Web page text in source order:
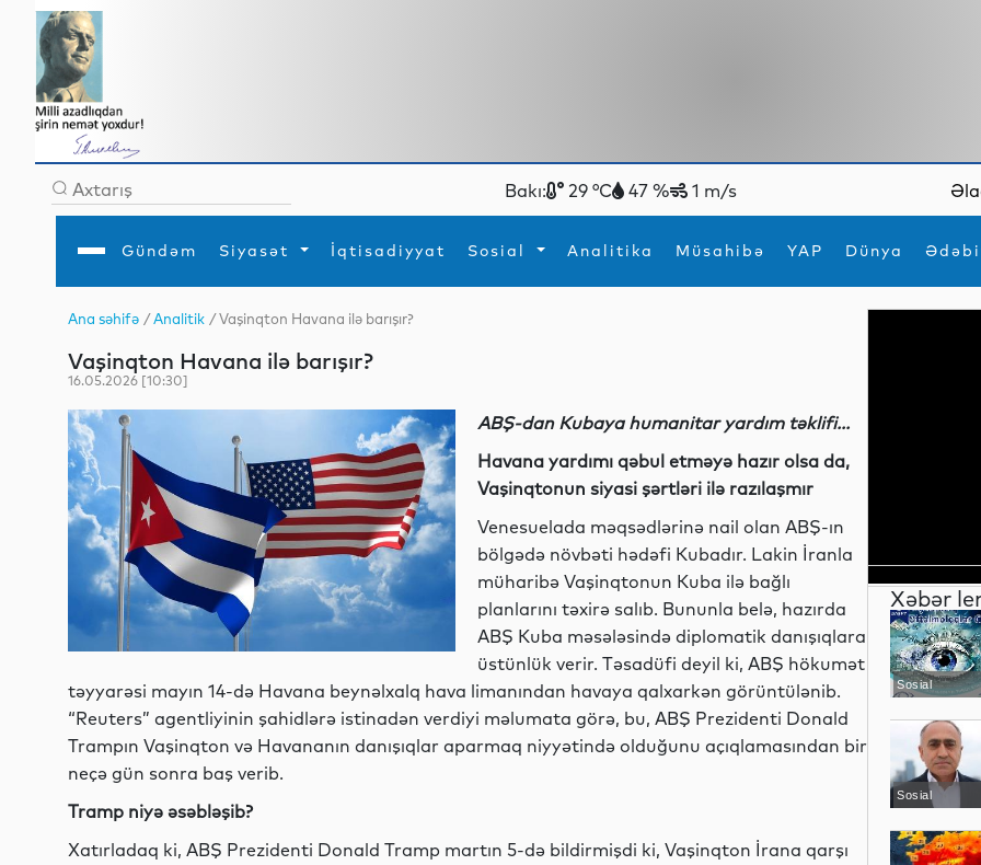
Bakı: 29 °C 47 % 1 m/s
Gündəm Siyasət İqtisadiyyat Sosial Analitika Müsahibə YAP Dünya
Gündəm
İqtisadiyyat
Analitika
Mədəniyyət
Müsahibə
MEDİA
Xarici siyasət
Hadisə
Diaspor
Ana səhifə /Analitik / Vaşinqton Havana ilə barışır?
Vaşinqton Havana ilə barışır?
16.05.2026 [10:30]
ABŞ-dan Kubaya humanitar yardım təklifi...
Havana yardımı qəbul etməyə hazır olsa da,
Vaşinqtonun siyasi şərtləri ilə razılaşmır
Venesuelada məqsədlərinə nail olan ABŞ-ın
bölgədə növbəti hədəfi Kubadır. Lakin İranla
müharibə Vaşinqtonun Kuba ilə bağlı
planlarını təxirə salıb. Bununla belə, hazırda
ABŞ Kuba məsələsində diplomatik danışıqlara
üstünlük verir. Təsadüfi deyil ki, ABŞ hökumət
təyyarəsi mayın 14-də Havana beynəlxalq hava limanından havaya qalxarkən görüntülənib.
“Reuters” agentliyinin şahidlərə istinadən verdiyi məlumata görə, bu, ABŞ Prezidenti Donald
Trampın Vaşinqton və Havananın danışıqlar aparmaq niyyətində olduğunu açıqlamasından bir
neçə gün sonra baş verib.
Tramp niyə əsəbləşib?
Xatırladaq ki, ABŞ Prezidenti Donald Tramp martın 5-də bildirmişdi ki, Vaşinqton İrana qarşı
Xəbər
Sosial
Sosial